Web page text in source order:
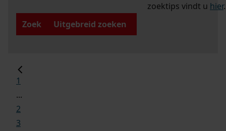
zoektips vindt u hier.
Zoek
Uitgebreid zoeken
1
...
2
3